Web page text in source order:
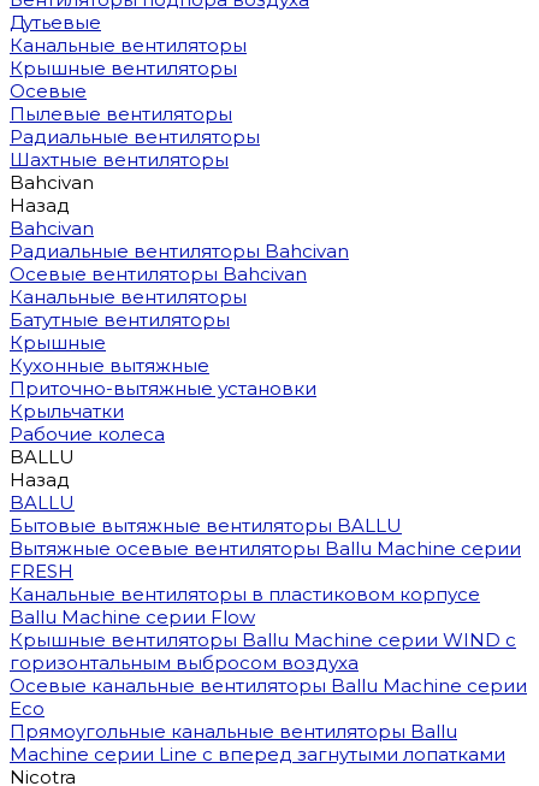
Дутьевые
Канальные вентиляторы
Крышные вентиляторы
Осевые
Пылевые вентиляторы
Радиальные вентиляторы
Шахтные вентиляторы
Bahcivan
Назад
Bahcivan
Радиальные вентиляторы Bahcivan
Осевые вентиляторы Bahcivan
Канальные вентиляторы
Батутные вентиляторы
Крышные
Кухонные вытяжные
Приточно-вытяжные установки
Крыльчатки
Рабочие колеса
BALLU
Назад
BALLU
Бытовые вытяжные вентиляторы BALLU
Вытяжные осевые вентиляторы Ballu Machine серии
FRESH
Канальные вентиляторы в пластиковом корпусе
Ballu Machine серии Flow
Крышные вентиляторы Ballu Machine серии WIND с
горизонтальным выбросом воздуха
Осевые канальные вентиляторы Ballu Machine серии
Eco
Прямоугольные канальные вентиляторы Ballu
Machine серии Line с вперед загнутыми лопатками
Nicotra